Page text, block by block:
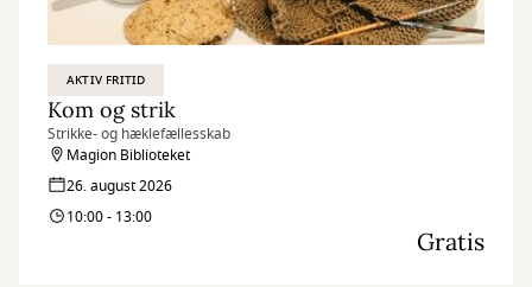
AKTIV FRITID
Kom og strik
Strikke- og hæklefællesskab
Magion Biblioteket
26. august 2026
10:00 - 13:00
Gratis